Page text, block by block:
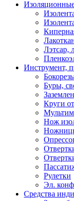
Изоляционные
Лэтсар,
Инструмент,
Буры,
Круги
Нож
Рулетки
Эл.
Средства